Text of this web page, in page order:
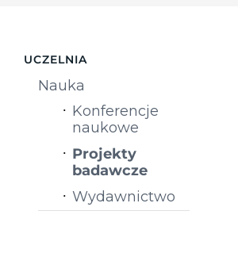
UCZELNIA
Nauka
Konferencje
naukowe
Projekty
badawcze
Wydawnictwo